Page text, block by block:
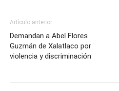
Artículo anterior
Demandan a Abel Flores
Guzmán de Xalatlaco por
violencia y discriminación